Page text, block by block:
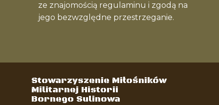
ze znajomością regulaminu i zgodą na
jego bezwzględne przestrzeganie.
Stowarzyszenie Miłośników
Militarnej Historii
Bornego Sulinowa